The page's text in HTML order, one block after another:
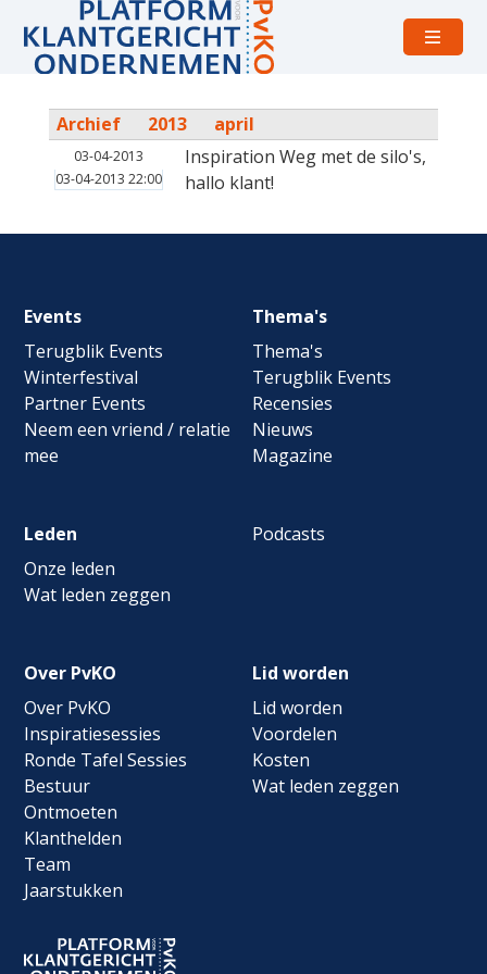
Open
Archief 2013 april
03-04-2013
03-04-2013 22:00
Inspiration Weg met de silo's,
hallo klant!
Footer
navigation
Events
Terugblik Events
Winterfestival
Partner Events
Neem een vriend / relatie
mee
Thema's
Thema's
Terugblik Events
Recensies
Nieuws
Magazine
Leden
Onze leden
Wat leden zeggen
Podcasts
Over PvKO
Over PvKO
Inspiratiesessies
Ronde Tafel Sessies
Bestuur
Ontmoeten
Klanthelden
Team
Jaarstukken
Lid worden
Lid worden
Voordelen
Kosten
Wat leden zeggen